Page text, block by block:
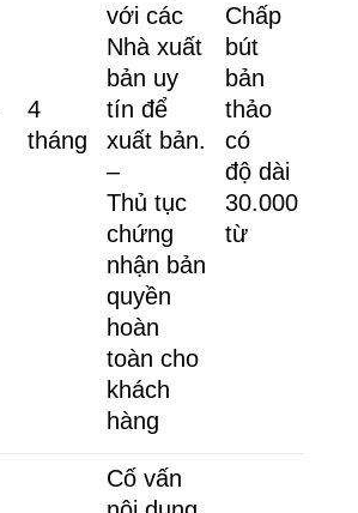
4
tháng
với các
Nhà xuất
bản uy
tín để
xuất bản.
–
Thủ tục
chứng
nhận bản
quyền
hoàn
toàn cho
khách
hàng
Chấp
bút
bản
thảo
có
độ dài
30.000
từ
Cố vấn